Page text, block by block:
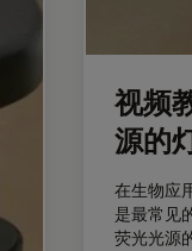
视频
源的
在生物应
是最常见
荧光光源